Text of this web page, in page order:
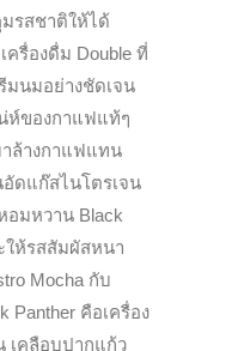
รสชาติให้ได้
ครื่องดื่ม Double ที่
มนมอย่างชัดเจน
ห์ของกาแฟแท้ๆ
ล้างกาแฟแทน
อัดแก๊สไนโตรเจน
มหวาน Black
ให้รสสัมผัสหนา
Mocha กับ
Panther คือเครื่อง
เคลือบปากแก้ว